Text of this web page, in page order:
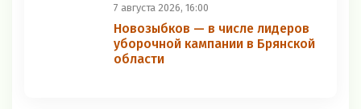
7 августа 2026, 16:00
Новозыбков — в числе лидеров
уборочной кампании в Брянской
области